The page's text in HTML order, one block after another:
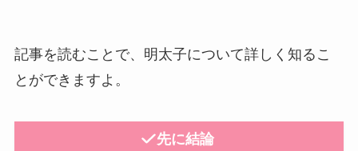
記事を読むことで、明太子について詳しく知るこ
とができますよ。
先に結論